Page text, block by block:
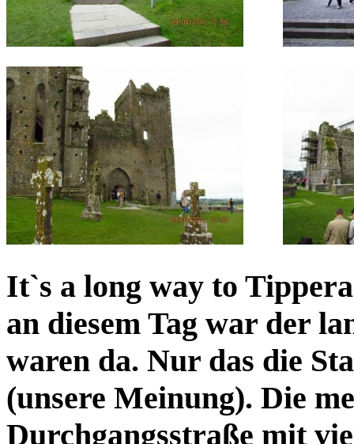
It`s a long way to
an diesem Tag war der
waren da. Nur das die
(unsere Meinung). Die
Durchgangsstraße mit